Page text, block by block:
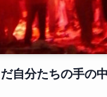
自分たちの手の